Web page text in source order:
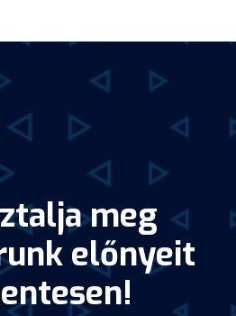
meg
előnyeit